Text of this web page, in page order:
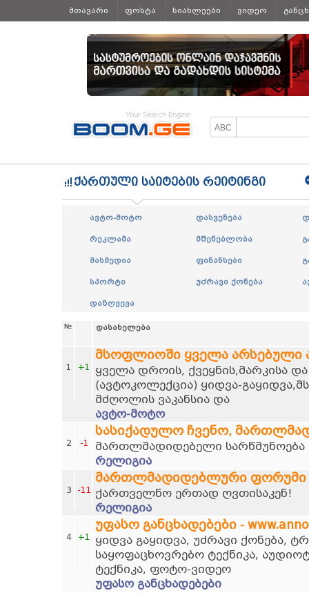
მთავარი ფოსტა სიახლეები ვიდეო
ყველა
ქართული საიტების რეიტინგი
ავტო-მოტო დასვენება
რეკლამა მშენებლობა
მასმედია ფინანსები
სპორტი უძრავი ქონება
დაზღვევა
№ დასახელება
1 +1
მსოფლიოში ყველა არსებული
ყველა დროის, ქვეყნის,მარკისა
(ავტოკოლექცია) ყიდვა-
მძღოლის ვაკანსია და
ავტო-მოტო
2 -1
სასიქადულო ჩვენო,
მართლმადიდებელი სარწმუნოება
რელიგია
3 -11
მართლმადიდებლური ფორუმი
ქართველნო ერთად ღვთისაკენ!
რელიგია
4 +1
უფასო განცხადებები -
ყიდვა გაყიდვა, უძრავი ქონება,
საყოფაცხოვრებო ტექნიკა,
ტექნიკა, ფოტო-ვიდეო
უფასო განცხადებები